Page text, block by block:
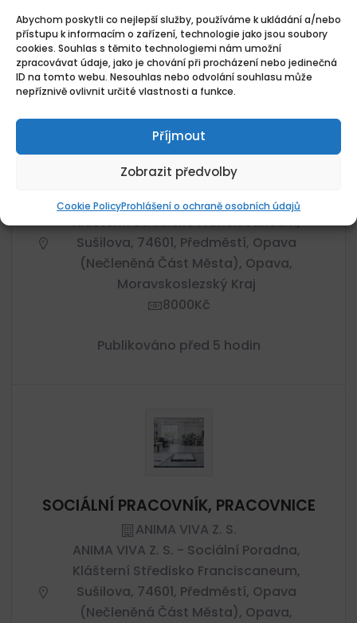
Abychom poskytli co nejlepší služby, používáme k ukládání a/nebo
přístupu k informacím o zařízení, technologie jako jsou soubory
cookies. Souhlas s těmito technologiemi nám umožní
zpracovávat údaje, jako je chování při procházení nebo jedinečná
ID na tomto webu. Nesouhlas nebo odvolání souhlasu může
nepříznivě ovlivnit určité vlastnosti a funkce.
Příjmout
Zobrazit předvolby
Cookie PolicyProhlášení o ochraně osobních údajů
PRACOVNÍK-CE V SOCIÁLNÍCH
SLUŽBÁCH/PRACOVNÍ ASISTENT-KA
ANIMA VIVA Z. S.
ANIMA VIVA Z. S. - Sociální Poradna,
Klášterní Středisko Franciscaneum,
Sušilova, 74601, Předměstí, Opava
(nečleněná Část Města), Opava,
Moravskoslezský Kraj
8000Kč
Publikováno před 5 hodin
SOCIÁLNÍ PRACOVNÍK, PRACOVNICE
ANIMA VIVA Z. S.
ANIMA VIVA Z. S. - Sociální Poradna,
Klášterní Středisko Franciscaneum,
Sušilova, 74601, Předměstí, Opava
(nečleněná Část Města), Opava,